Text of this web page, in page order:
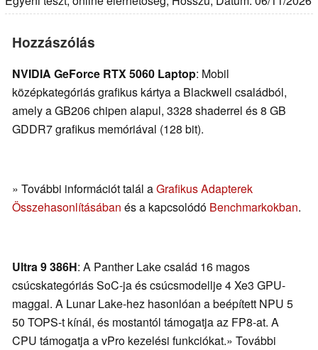
Hozzászólás
NVIDIA GeForce RTX 5060 Laptop: Mobil
középkategóriás grafikus kártya a Blackwell családból,
amely a GB206 chipen alapul, 3328 shaderrel és 8 GB
GDDR7 grafikus memóriával (128 bit).
» További információt talál aGrafikus Adapterek
Összehasonlításában és a kapcsolódó Benchmarkokban.
Ultra 9 386H: A Panther Lake család 16 magos
csúcskategóriás SoC-ja és csúcsmodellje 4 Xe3 GPU-
maggal. A Lunar Lake-hez hasonlóan a beépített NPU 5
50 TOPS-t kínál, és mostantól támogatja az FP8-at. A
CPU támogatja a vPro kezelési funkciókat.» További